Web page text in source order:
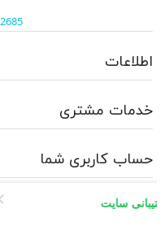
اطلاعات
خدمات مشتری
حساب کاربری شما